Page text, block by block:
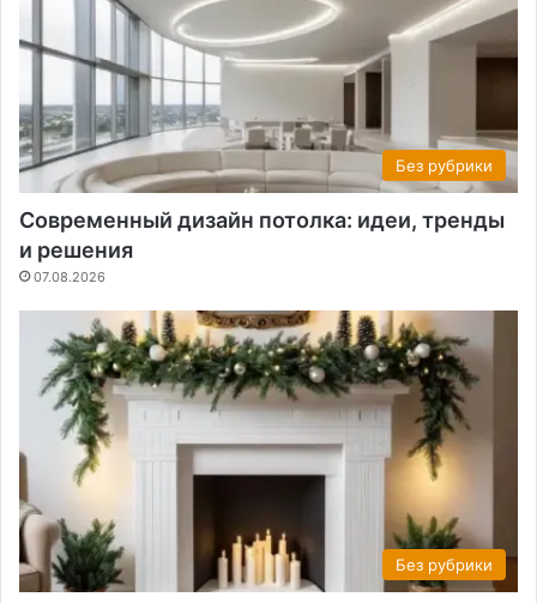
Без рубрики
Современный дизайн потолка: идеи, тренды
и решения
07.08.2026
Без рубрики